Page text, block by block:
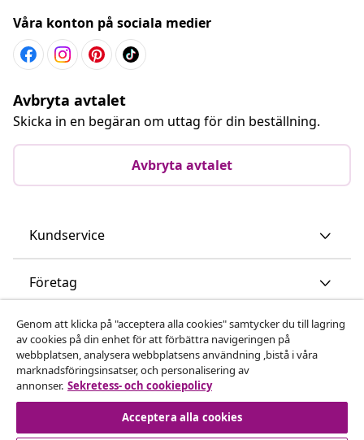
Våra konton på sociala medier
Avbryta avtalet
Skicka in en begäran om uttag för din beställning.
Avbryta avtalet
Kundservice
Företag
vidaXL
Upptäck mer
Genom att klicka på "acceptera alla cookies" samtycker du till lagring
av cookies på din enhet för att förbättra navigeringen på
webbplatsen, analysera webbplatsens användning ,bistå i våra
marknadsföringsinsatser, och personalisering av
annonser. Sekretess- och cookiepolicy
Acceptera alla cookies